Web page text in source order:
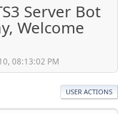
Server Bot
Welcome
08:13:02 PM
USER ACTIONS